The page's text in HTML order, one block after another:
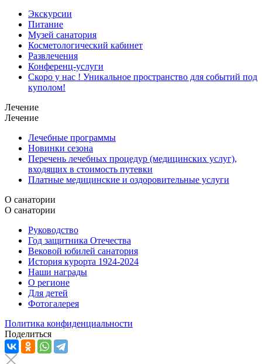
Экскурсии
Питание
Музей санатория
Косметологический кабинет
Развлечения
Конференц-услуги
Скоро у нас ! Уникальное пространство для событий под
куполом!
Лечение
Лечение
Лечебные программы
Новинки сезона
Перечень лечебных процедур (медицинских услуг),
входящих в стоимость путевки
Платные медицинские и оздоровительные услуги
О санатории
О санатории
Руководство
Год защитника Отечества
Вековой юбилей санатория
История курорта 1924-2024
Наши награды
О регионе
Для детей
Фотогалерея
Политика конфиденциальности
Поделиться